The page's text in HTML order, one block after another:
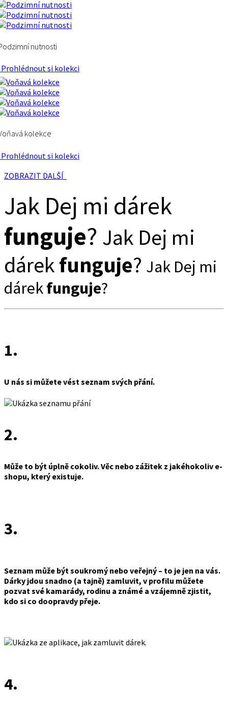
nutnosti
si kolekci
kolekce
si kolekci
ZOBRAZIT DALŠÍ
Jak Dej mi dárek
funguje? Jak Dej mi
dárekfunguje? Jak Dej mi
dárekfunguje?
1.
U nás si můžete vést seznam svých přání.
2.
Může to být úplně cokoliv. Věc nebo zážitek z jakéhokoliv e-
shopu, který existuje.
3.
Seznam může být soukromý nebo veřejný – to je jen na vás.
Dárky jdou snadno (a tajně) zamluvit, v profilu můžete
pozvat své kamarády, rodinu a známé a vzájemně zjistit,
kdo si co doopravdy přeje.
4.